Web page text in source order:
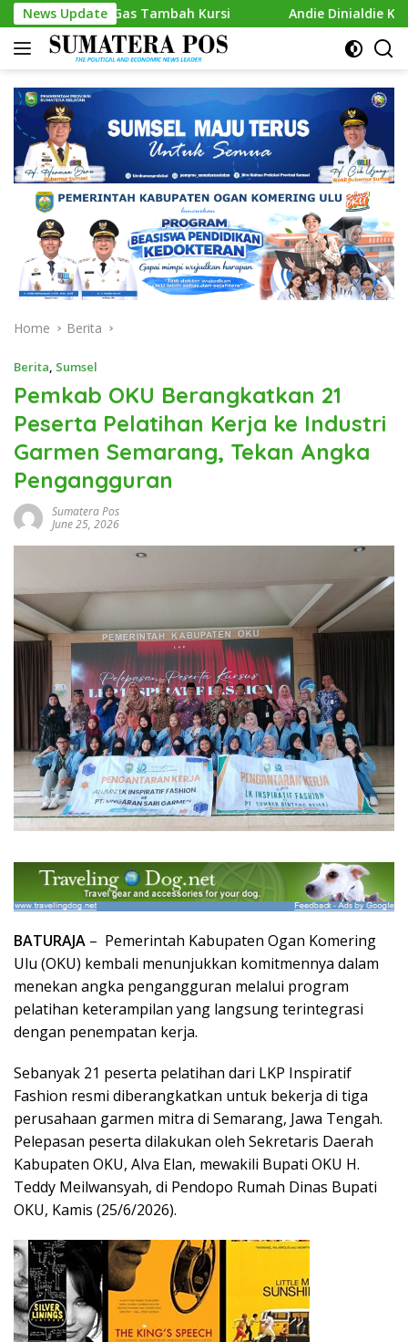
Skip
to
content
News Update
Tambah Kursi Andie Dinialdie Kembalikan
Home Berita
Berita, Sumsel
Pemkab OKU Berangkatkan 21
Peserta Pelatihan Kerja ke Industri
Garmen Semarang, Tekan Angka
Pengangguran
Sumatera Pos
June 25, 2026
BATURAJA – Pemerintah Kabupaten Ogan Komering
Ulu (OKU) kembali menunjukkan komitmennya dalam
menekan angka pengangguran melalui program
pelatihan keterampilan yang langsung terintegrasi
dengan penempatan kerja.
Sebanyak 21 peserta pelatihan dari LKP Inspiratif
Fashion resmi diberangkatkan untuk bekerja di tiga
perusahaan garmen mitra di Semarang, Jawa Tengah.
Pelepasan peserta dilakukan oleh Sekretaris Daerah
Kabupaten OKU, Alva Elan, mewakili Bupati OKU H.
Teddy Meilwansyah, di Pendopo Rumah Dinas Bupati
OKU, Kamis (25/6/2026).